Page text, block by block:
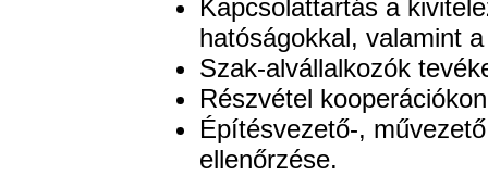
Kapcsolattartás a
hatóságokkal, valamint
Szak-alvállalkozók
Részvétel
Építésvezető-,
ellenőrzése.